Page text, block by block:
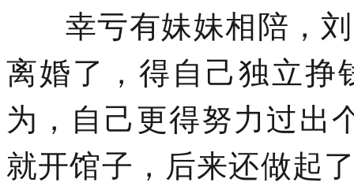
幸亏有妹妹相陪，刘
离婚了，得自己独立挣
为，自己更得努力过出
就开馆子，后来还做起